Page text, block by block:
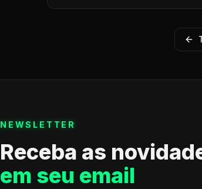
NEWSLETTER
Receba as
em seu email